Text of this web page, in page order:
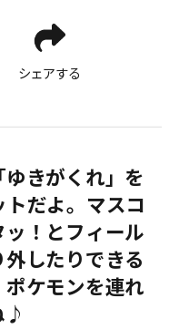
シェアする
きがくれ」を
だよ。マスコ
！とフィール
したりできる
ケモンを連れ
♪